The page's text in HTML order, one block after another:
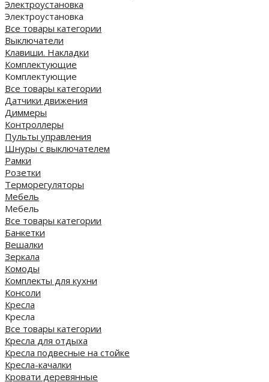
Электроустановка
Электроустановка
Все товары категории
Выключатели
Клавиши. Накладки
Комплектующие
Комплектующие
Все товары категории
Датчики движения
Диммеры
Контроллеры
Пульты управления
Шнуры с выключателем
Рамки
Розетки
Терморегуляторы
Мебель
Мебель
Все товары категории
Банкетки
Вешалки
Зеркала
Комоды
Комплекты для кухни
Консоли
Кресла
Кресла
Все товары категории
Кресла для отдыха
Кресла подвесные на стойке
Кресла-качалки
Кровати деревянные